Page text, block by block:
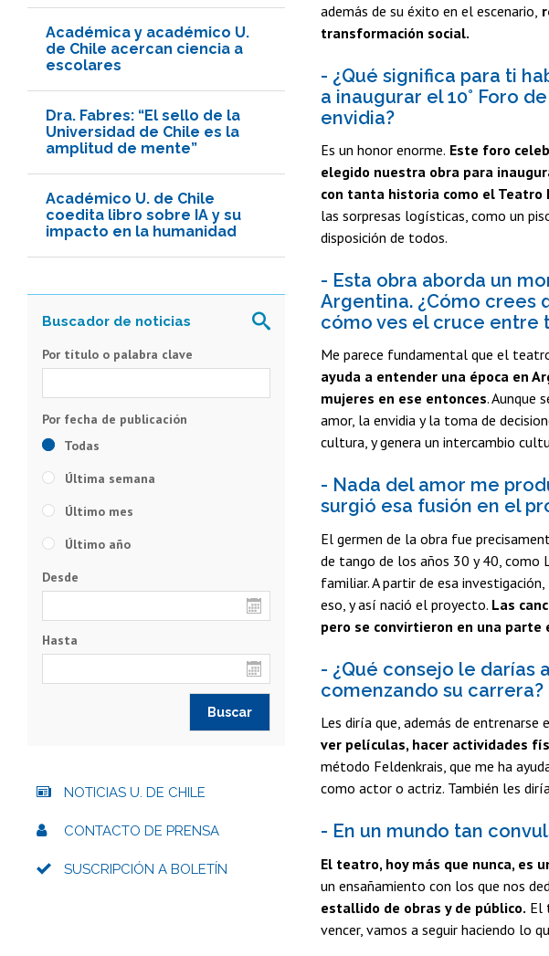
Académica y académico U.
de Chile acercan ciencia a
escolares
Dra. Fabres: “El sello de la
Universidad de Chile es la
amplitud de mente”
Académico U. de Chile
coedita libro sobre IA y su
impacto en la humanidad
además de su éxito en el escenario,
transformación social.
- ¿Qué significa para ti
a inaugurar el 10° Foro
envidia?
Es un honor enorme. Este foro
elegido nuestra obra para
con tanta historia como el Teatro
las sorpresas logísticas, como un
disposición de todos.
- Esta obra aborda un
Argentina. ¿Cómo crees
cómo ves el cruce entre
Me parece fundamental que el
ayuda a entender una época en
mujeres en ese entonces. Aunque
amor, la envidia y la toma de
cultura, y genera un intercambio
- Nada del amor me
surgió esa fusión en el
El germen de la obra fue
de tango de los años 30 y 40, como
familiar. A partir de esa
eso, y así nació el proyecto. Las
pero se convirtieron en una parte
- ¿Qué consejo le darías
comenzando su carrera?
Les diría que, además de entrenarse
ver películas, hacer actividades
método Feldenkrais, que me ha
como actor o actriz. También les
- En un mundo tan
El teatro, hoy más que nunca, es
un ensañamiento con los que nos
estallido de obras y de público. El
vencer, vamos a seguir haciendo lo
Por título o palabra clave
Todas
Última semana
Último mes
Último año
Desde
Hasta
NOTICIAS U. DE CHILE
CONTACTO DE PRENSA
SUSCRIPCIÓN A BOLETÍN